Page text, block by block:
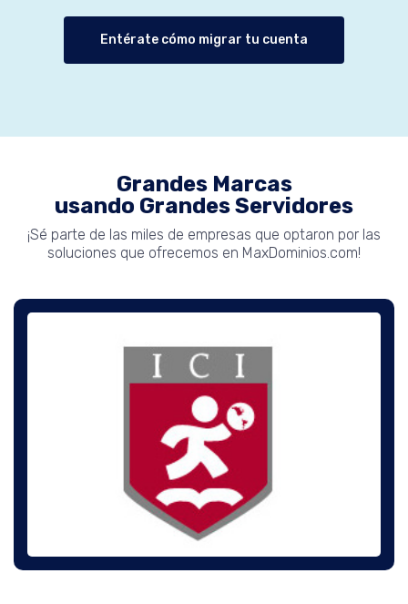
Entérate cómo migrar tu cuenta
Grandes Marcas
usando Grandes Servidores
¡Sé parte de las miles de empresas que optaron por las
soluciones que ofrecemos en MaxDominios.com!